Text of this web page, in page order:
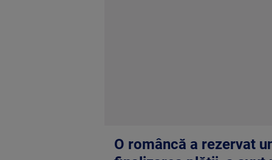
O româncă a rezervat